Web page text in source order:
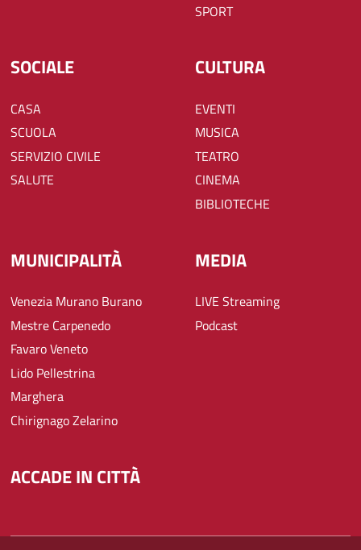
SPORT
SOCIALE
CASA
SCUOLA
SERVIZIO CIVILE
SALUTE
CULTURA
EVENTI
MUSICA
TEATRO
CINEMA
BIBLIOTECHE
MUNICIPALITÀ
Venezia Murano Burano
Mestre Carpenedo
Favaro Veneto
Lido Pellestrina
Marghera
Chirignago Zelarino
MEDIA
LIVE Streaming
Podcast
ACCADE IN CITTÀ